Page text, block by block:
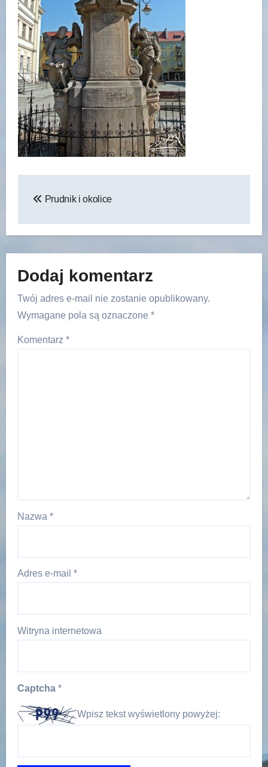
Prudnik i okolice
Dodaj komentarz
Twój adres e-mail nie zostanie opublikowany.
Wymagane pola są oznaczone *
Komentarz *
Nazwa *
Adres e-mail *
Witryna internetowa
Captcha *
Wpisz tekst wyświetlony powyżej: